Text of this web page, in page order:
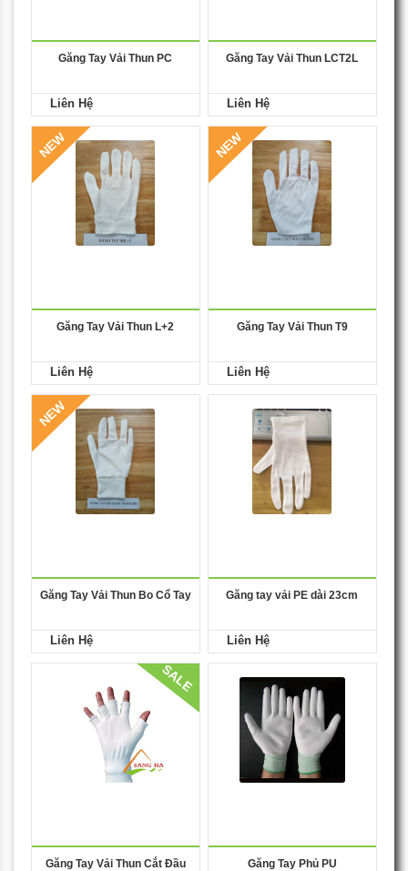
Găng Tay Vải Thun PC
Liên Hệ
Găng Tay Vải Thun LCT2L
Liên Hệ
NEW
Găng Tay Vải Thun L+2
Liên Hệ
NEW
Găng Tay Vải Thun T9
Liên Hệ
NEW
Găng Tay Vải Thun Bo Cổ Tay
Liên Hệ
Găng tay vải PE dài 23cm
Liên Hệ
SALE
Găng Tay Vải Thun Cắt Đầu
Găng Tay Phủ PU